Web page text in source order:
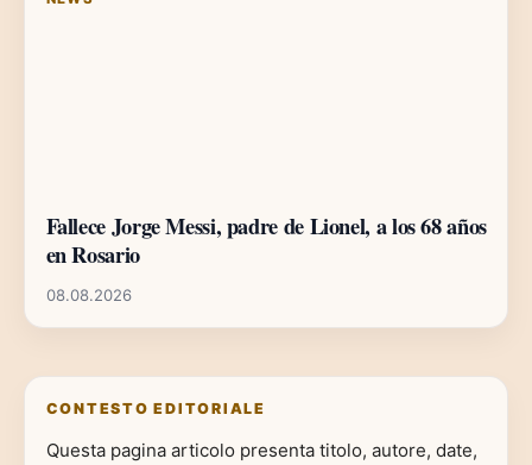
Fallece Jorge Messi, padre de Lionel, a los 68 años
en Rosario
08.08.2026
CONTESTO EDITORIALE
Questa pagina articolo presenta titolo, autore, date,